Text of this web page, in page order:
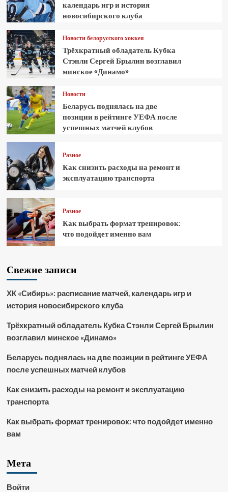
календарь игр и история
новосибирского клуба
Новости белорусского хоккея
Трёхкратный обладатель Кубка
Стэнли Сергей Брылин возглавил
минское «Динамо»
Новости
Беларусь поднялась на две
позиции в рейтинге УЕФА после
успешных матчей клубов
Разное
Как снизить расходы на ремонт и
эксплуатацию транспорта
Разное
Как выбрать формат тренировок:
что подойдет именно вам
Свежие записи
ХК «Сибирь»: расписание матчей, календарь игр и
история новосибирского клуба
Трёхкратный обладатель Кубка Стэнли Сергей Брылин
возглавил минское «Динамо»
Беларусь поднялась на две позиции в рейтинге УЕФА
после успешных матчей клубов
Как снизить расходы на ремонт и эксплуатацию
транспорта
Как выбрать формат тренировок: что подойдет именно
вам
Мета
Войти